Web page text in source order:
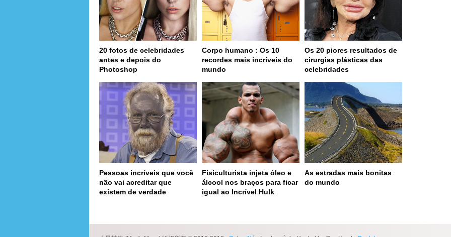
20 fotos de celebridades
antes e depois do
Photoshop
Corpo humano : Os 10
recordes mais incríveis do
mundo
Os 20 piores resultados de
cirurgias plásticas das
celebridades
Pessoas incríveis que você
não vai acreditar que
existem de verdade
Fisiculturista injeta óleo e
álcool nos braços para ficar
igual ao Incrível Hulk
As estradas mais bonitas
do mundo